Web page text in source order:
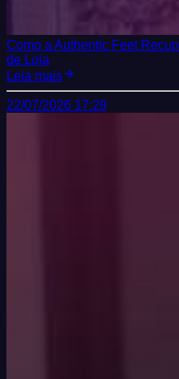
Como a Authentic Feet
de Loja
Leia mais
22/07/2026 17:29